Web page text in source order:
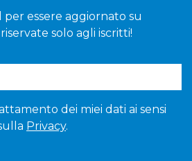
per essere aggiornato su
solo agli iscritti!
dei miei dati ai sensi
Privacy.